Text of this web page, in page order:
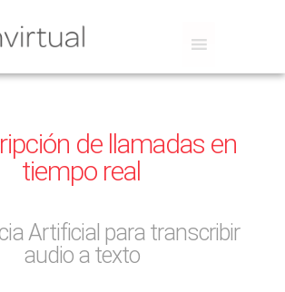
de llamadas en
tiempo real
Artificial para transcribir
audio a texto